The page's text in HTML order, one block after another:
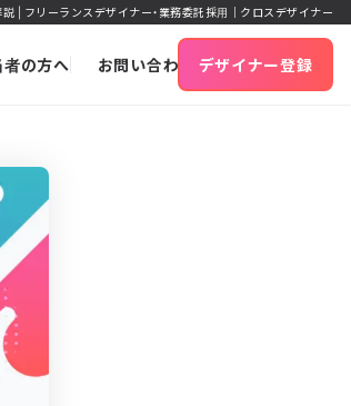
| フリーランスデザイナー・業務委託採用｜クロスデザイナー
の方へ お問い合わせ デザイナー登録